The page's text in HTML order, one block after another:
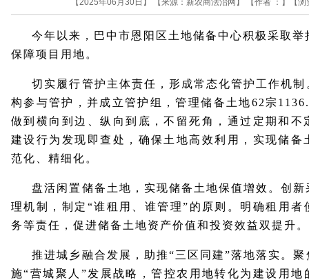
【2025年06月30日】 【来源：新农商法治网】 【作者 ：】【浏
今年以来，巴中市恩阳区土地储备中心积极采取举
保障项目用地。
切实履行管护主体责任，形成常态化管护工作机制
构参与管护，并成立管护组，管理储备土地62宗
做到横向到边、纵向到底，不留死角，通过定期和不
建设行为发现即查处，确保土地高效利用，实现储备
范化、精细化。
盘活闲置储备土地，实现储备土地保值增效。创新
理机制，制定“谁租用、谁管理”的原则。明确租用者
务等责任，促进储备土地资产价值和投资效益双提升。
推进城乡融合发展，助推“三区同建”落地落实。聚
施“营城聚人”发展战略，管控农用地转化为建设用地